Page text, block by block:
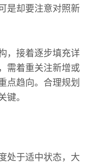
是却要注意对照新
，接着逐步填充详
需着重关注新增或
点趋向。合理规划
键。
处于适中状态，大